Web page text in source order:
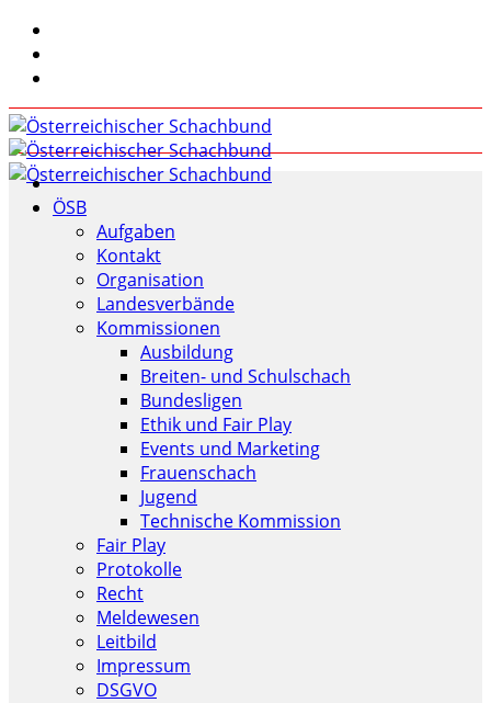
ÖSB
Aufgaben
Kontakt
Organisation
Landesverbände
Kommissionen
Ausbildung
Breiten- und Schulschach
Bundesligen
Ethik und Fair Play
Events und Marketing
Frauenschach
Jugend
Technische Kommission
Fair Play
Protokolle
Recht
Meldewesen
Leitbild
Impressum
DSGVO